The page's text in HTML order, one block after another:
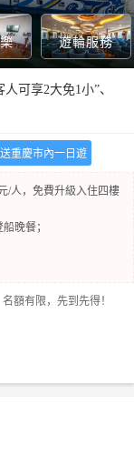
遊輪服務
可享2大免1小”、
重慶市內一日遊
/人，免費升級入住四樓
晚餐；
額有限，先到先得！